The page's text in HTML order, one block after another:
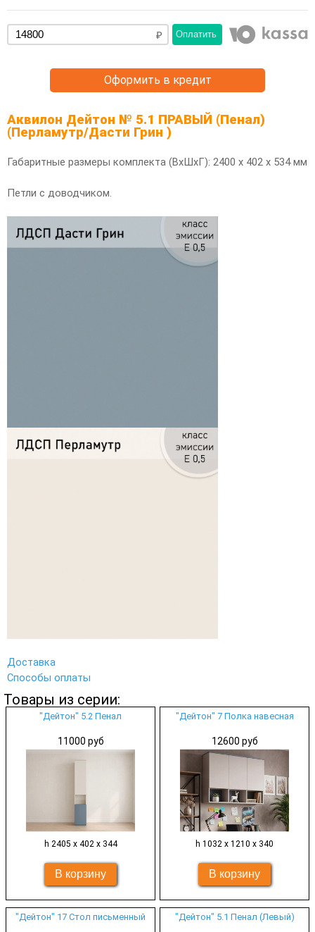
Оплатить
Оформить в кредит
Аквилон Дейтон № 5.1 ПРАВЫЙ (Пенал)
(Перламутр/Дасти Грин )
Габаритные размеры комплекта (ВхШхГ): 2400 х 402 х 534 мм
Петли с доводчиком.
Доставка
Способы оплаты
Товары из серии:
"Дейтон" 5.2 Пенал
11000 руб
h 2405 х 402 х 344
"Дейтон" 7 Полка навесная
12600 руб
h 1032 х 1210 х 340
"Дейтон" 17 Стол письменный "Дейтон" 5.1 Пенал (Левый)